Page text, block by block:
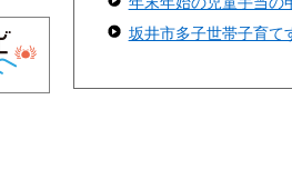
坂井市多子世帯子育て